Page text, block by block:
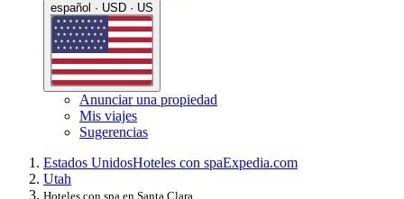
español · USD · US
Anunciar una propiedad
Mis viajes
Sugerencias
Estados UnidosHoteles con spaExpedia.com
Utah
Hoteles con spa en Santa Clara